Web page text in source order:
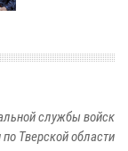
службы войск
Тверской области